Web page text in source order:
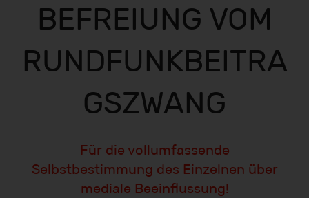
BEFREIUNG VOM
RUNDFUNKBEITRA
GSZWANG
Für die vollumfassende
Selbstbestimmung des Einzelnen über
mediale Beeinflussung!